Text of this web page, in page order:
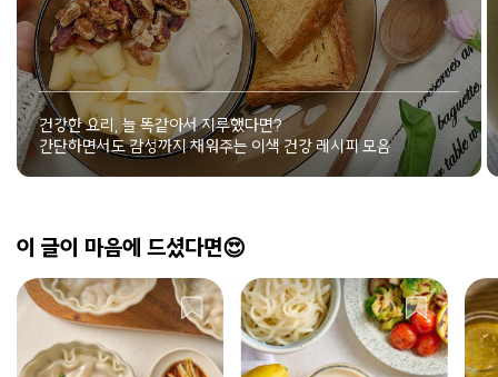
건강한 요리, 늘 똑같아서 지루했다면?
간단하면서도 감성까지 채워주는 이색 건강 레시피 모음
이 글이 마음에 드셨다면😍